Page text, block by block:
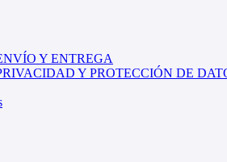
Y ENTREGA
Y PROTECCIÓN DE